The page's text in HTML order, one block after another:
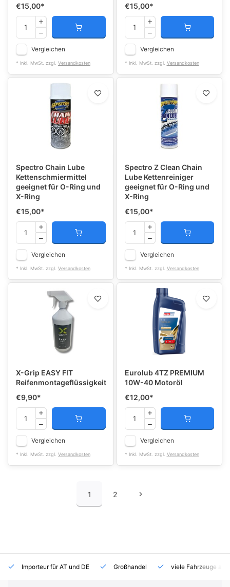
€15,00*
Vergleichen
* Inkl. MwSt. zzgl. Versandkosten
€15,00*
Vergleichen
* Inkl. MwSt. zzgl. Versandkosten
Spectro Chain Lube
Kettenschmiermittel
geeignet für O-Ring und
X-Ring
€15,00*
Vergleichen
* Inkl. MwSt. zzgl. Versandkosten
Spectro Z Clean Chain
Lube Kettenreiniger
geeignet für O-Ring und
X-Ring
€15,00*
Vergleichen
* Inkl. MwSt. zzgl. Versandkosten
X-Grip EASY FIT
Reifenmontageflüssigkeit
€9,90*
Vergleichen
* Inkl. MwSt. zzgl. Versandkosten
Eurolub 4TZ PREMIUM
10W-40 Motoröl
€12,00*
Vergleichen
* Inkl. MwSt. zzgl. Versandkosten
1 2
Importeur für AT und DE Großhandel viele Fahrzeuge auf